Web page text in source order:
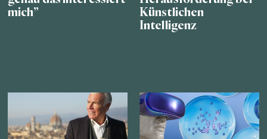
mich”
Künstlichen
Intelligenz